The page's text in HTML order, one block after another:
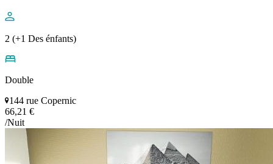
2 (+1 Des énfants)
Double
144 rue Copernic
66,21 €
/Nuit